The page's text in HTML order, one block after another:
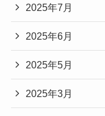
2025年7月
2025年6月
2025年5月
2025年3月